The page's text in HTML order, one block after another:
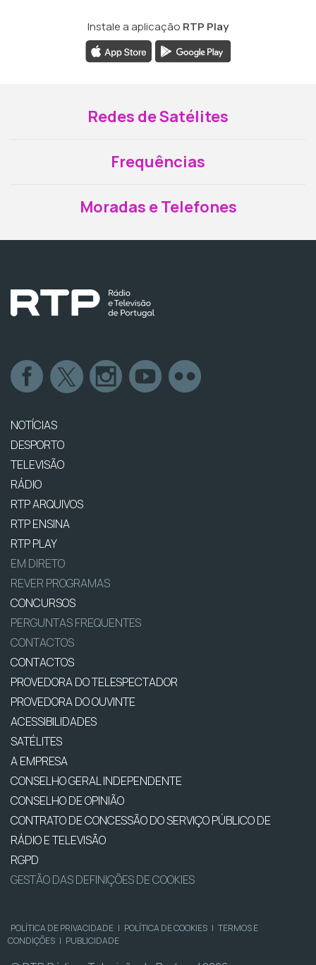
Instale a aplicação RTP Play
Redes de Satélites
Frequências
Moradas e Telefones
NOTÍCIAS
DESPORTO
TELEVISÃO
RÁDIO
RTP ARQUIVOS
RTP ENSINA
RTP PLAY
EM DIRETO
REVER PROGRAMAS
CONCURSOS
PERGUNTAS FREQUENTES
CONTACTOS
CONTACTOS
PROVEDORA DO TELESPECTADOR
PROVEDORA DO OUVINTE
ACESSIBILIDADES
SATÉLITES
A EMPRESA
CONSELHO GERAL INDEPENDENTE
CONSELHO DE OPINIÃO
CONTRATO DE CONCESSÃO DO SERVIÇO PÚBLICO DE
RÁDIO E TELEVISÃO
RGPD
GESTÃO DAS DEFINIÇÕES DE COOKIES
POLÍTICA DE PRIVACIDADE | POLÍTICA DE COOKIES | TERMOS E
CONDIÇÕES | PUBLICIDADE